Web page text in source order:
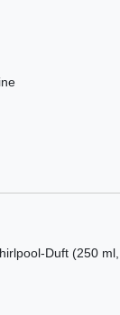
Duft (250